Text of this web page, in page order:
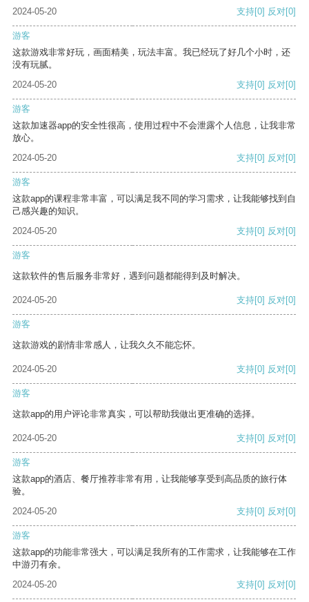
2024-05-20
支持[0] 反对[0]
游客
这款游戏非常好玩，画面精美，玩法丰富。我已经玩了好几个小时，还
没有玩腻。
2024-05-20
支持[0] 反对[0]
游客
这款加速器app的安全性很高，使用过程中不会泄露个人信息，让我非常
放心。
2024-05-20
支持[0] 反对[0]
游客
这款app的课程非常丰富，可以满足我不同的学习需求，让我能够找到自
己感兴趣的知识。
2024-05-20
支持[0] 反对[0]
游客
这款软件的售后服务非常好，遇到问题都能得到及时解决。
2024-05-20 支持[0] 反对[0]
游客
这款游戏的剧情非常感人，让我久久不能忘怀。
2024-05-20 支持[0] 反对[0]
游客
这款app的用户评论非常真实，可以帮助我做出更准确的选择。
2024-05-20 支持[0] 反对[0]
游客
这款app的酒店、餐厅推荐非常有用，让我能够享受到高品质的旅行体
验。
2024-05-20
支持[0] 反对[0]
游客
这款app的功能非常强大，可以满足我所有的工作需求，让我能够在工作
中游刃有余。
2024-05-20
支持[0] 反对[0]